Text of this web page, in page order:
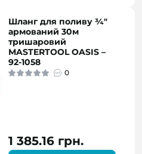
Шланг для поливу ¾"
армований 30м
тришаровий
MASTERTOOL OASIS –
92-1058
0
1 385.16 грн.